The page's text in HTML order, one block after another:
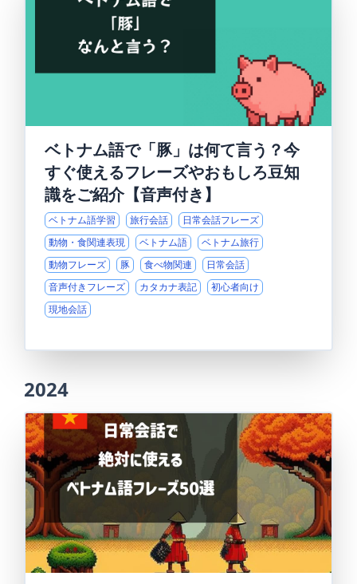
ベトナム語で「豚」は何て言う？今
すぐ使えるフレーズやおもしろ豆知
識をご紹介【音声付き】
ベトナム語学習 旅行会話
日常会話フレーズ
動物・食関連表現
ベトナム語
ベトナム旅行
動物フレーズ
豚 食べ物関連
日常会話
音声付きフレーズ
カタカナ表記
初心者向け
現地会話
2024